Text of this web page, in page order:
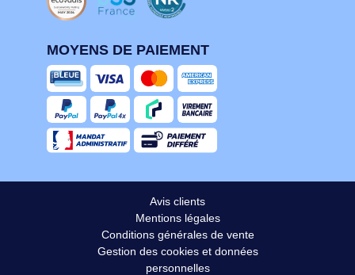
MOYENS DE PAIEMENT
Avis clients
Mentions légales
Conditions générales de vente
Gestion des cookies et données
personnelles